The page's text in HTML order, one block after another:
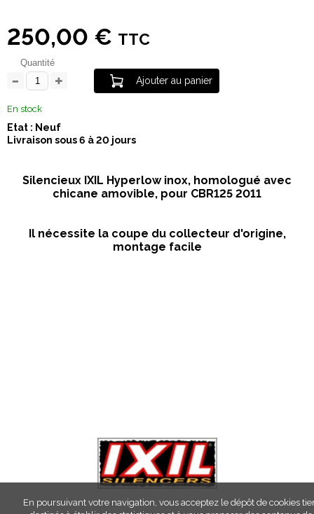
250,00 € TTC
Quantité
Ajouter au panier
En stock
Etat : Neuf
Livraison sous 6 à 20 jours
Silencieux IXIL Hyperlow inox, homologué avec
chicane amovible, pour CBR125 2011
Il nécessite la coupe du collecteur d'origine,
montage facile
En poursuivant votre navigation, vous acceptez le dépôt de cookies